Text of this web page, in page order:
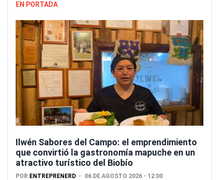
EN PORTADA
Ilwén Sabores del Campo: el emprendimiento
que convirtió la gastronomía mapuche en un
atractivo turístico del Biobío
POR ENTREPRENERD 06 DE AGOSTO 2026 - 12:00